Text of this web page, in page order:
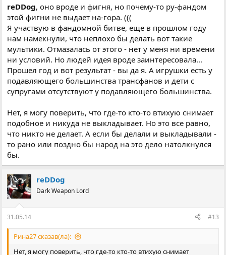
reDDog, оно вроде и фигня, но почему-то ру-фандом
этой фигни не выдает на-гора. (((
Я участвую в фандомной битве, еще в прошлом году
нам намекнули, что неплохо бы делать вот такие
мультики. Отмазалась от этого - нет у меня ни времени
ни условий. Но людей идея вроде заинтересовала...
Прошел год и вот результат - вы да я. А игрушки есть у
подавляющего большинства трансфанов и дети с
супругами отсутствуют у подавляющего большинства.
Нет, я могу поверить, что где-то кто-то втихую снимает
подобное и никуда не выкладывает. Но это все равно,
что никто не делает. А если бы делали и выкладывали -
то рано или поздно бы народ на это дело натолкнулся
бы.
reDDog
Dark Weapon Lord
31.05.14 #13
Рина27 сказав(ла):
Нет, я могу поверить, что где-то кто-то втихую снимает